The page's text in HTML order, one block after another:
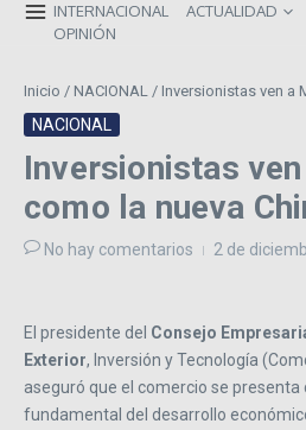
INTERNACIONAL
ACTUALIDAD
OPINIÓN
Inicio / NACIONAL / Inversionistas ven a
NACIONAL
Inversionistas
como la nueva
No hay comentarios 2 de
El presidente del Consejo
Exterior, Inversión y Tecnología
aseguró que el comercio se presenta
fundamental del desarrollo